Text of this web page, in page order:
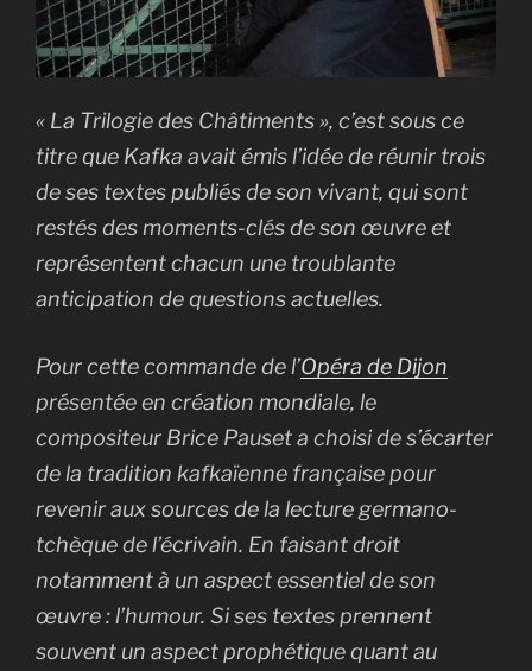
« La Trilogie des Châtiments », c’est sous ce
titre que Kafka avait émis l’idée de réunir trois
de ses textes publiés de son vivant, qui sont
restés des moments-clés de son œuvre et
représentent chacun une troublante
anticipation de questions actuelles.
Pour cette commande de l’Opéra de Dijon
présentée en création mondiale, le
compositeur Brice Pauset a choisi de s’écarter
de la tradition kafkaïenne française pour
revenir aux sources de la lecture germano-
tchèque de l’écrivain. En faisant droit
notamment à un aspect essentiel de son
œuvre : l’humour. Si ses textes prennent
souvent un aspect prophétique quant au